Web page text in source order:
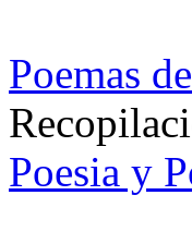
Poemas
Poesia y